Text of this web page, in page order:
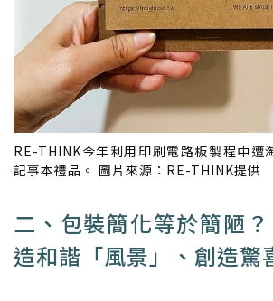
RE-THINK今年利用印刷電路板製程中遭
記事本禮品。 圖片來源：RE-THINK提供
二、包裝簡化等於簡陋
造和諧「風景」、創造驚